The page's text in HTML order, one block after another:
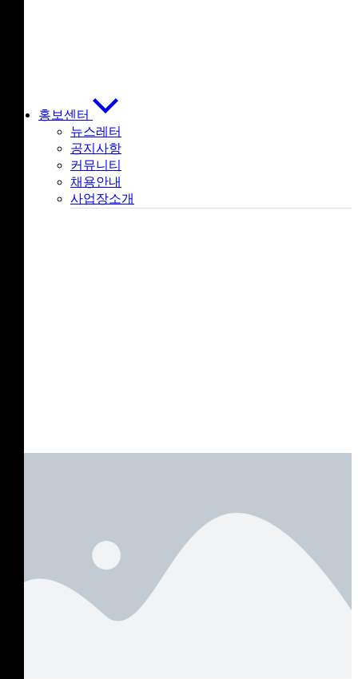
홍보센터
뉴스레터
공지사항
커뮤니티
채용안내
사업장소개